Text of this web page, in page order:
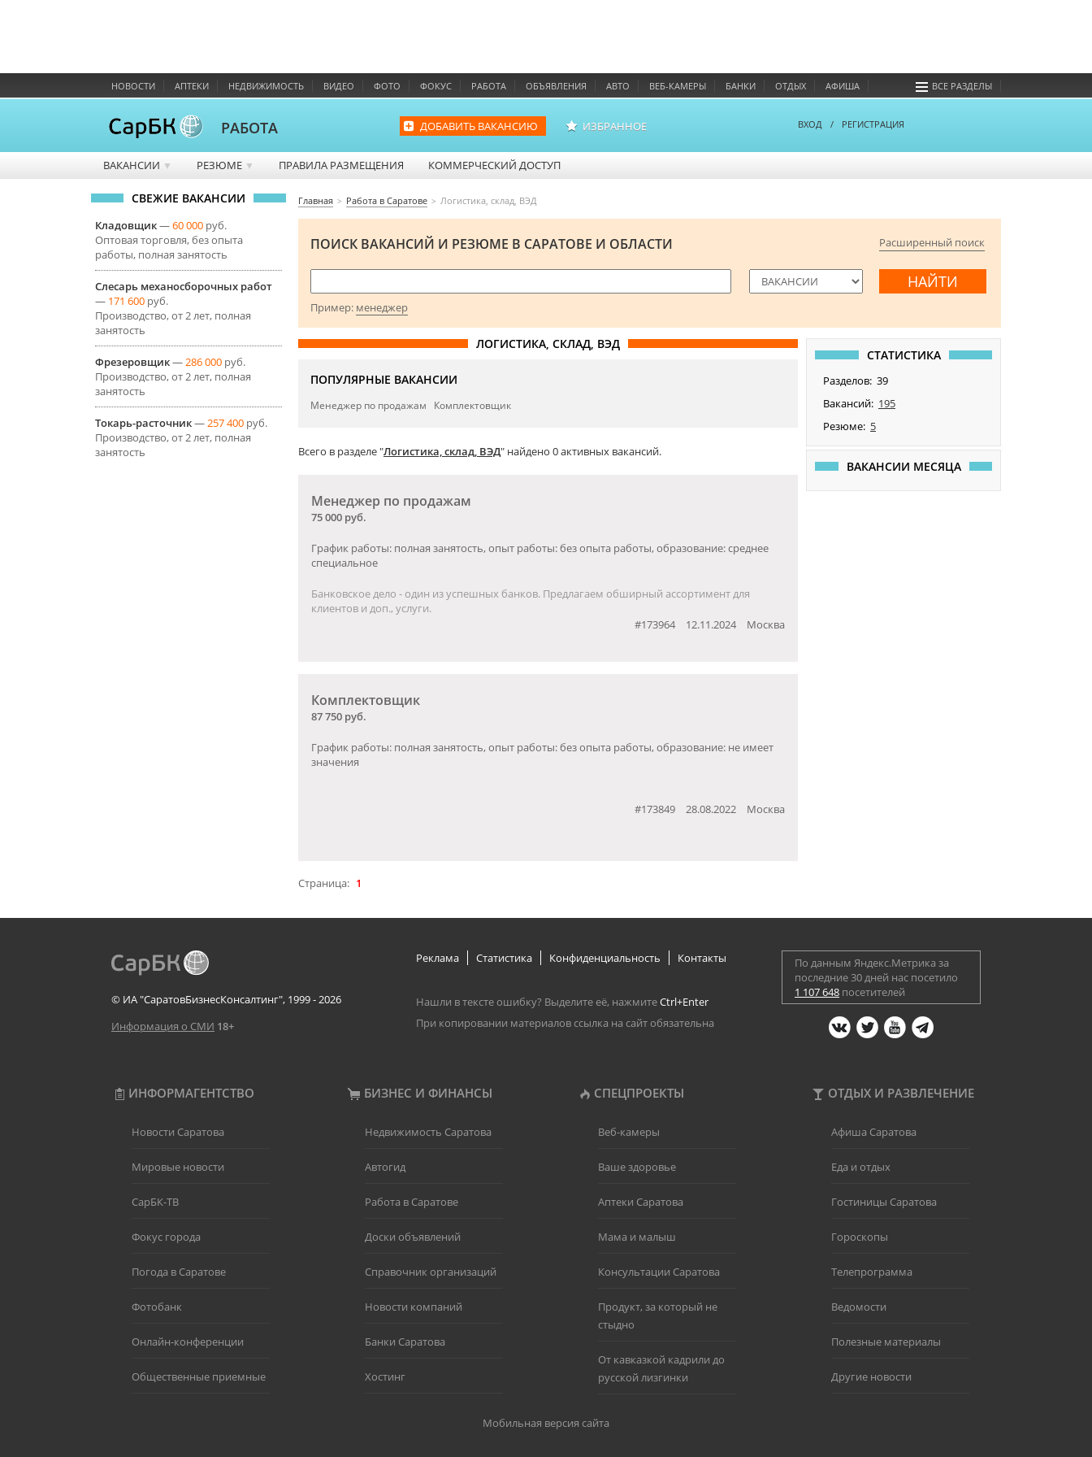
НОВОСТИ АПТЕКИ НЕДВИЖИМОСТЬ ВИДЕО ФОТО ФОКУС РАБОТА ОБЪЯВЛЕНИЯ АВТО ВЕБ-КАМЕРЫ БАНКИ ОТДЫХ АФИША ВСЕ РАЗДЕЛЫ
РАБОТА ДОБАВИТЬ ВАКАНСИЮ ИЗБРАННОЕ ВХОД / РЕГИСТРАЦИЯ
ВАКАНСИИ ▼ РЕЗЮМЕ ▼ ПРАВИЛА РАЗМЕЩЕНИЯ КОММЕРЧЕСКИЙ ДОСТУП
СВЕЖИЕ ВАКАНСИИ
Кладовщик—60 000 руб.
Оптовая торговля, без опыта
работы, полная занятость
Слесарь механосборочных работ
— 171 600 руб.
Производство, от 2 лет, полная
занятость
Фрезеровщик—286 000 руб.
Производство, от 2 лет, полная
занятость
Токарь-расточник—257 400 руб.
Производство, от 2 лет, полная
занятость
Главная Работа в Саратове Логистика, склад, ВЭД
ПОИСК ВАКАНСИЙ И РЕЗЮМЕ В САРАТОВЕ И ОБЛАСТИ Расширенный поиск
Пример: менеджер
ЛОГИСТИКА, СКЛАД, ВЭД
ПОПУЛЯРНЫЕ ВАКАНСИИ
Менеджер по продажам Комплектовщик
Всего в разделе "Логистика, склад, ВЭД" найдено 0 активных вакансий.
Менеджер по продажам
75 000 руб.
График работы: полная занятость, опыт работы: без опыта работы, образование: среднее
специальное
Банковское дело - один из успешных банков. Предлагаем обширный ассортимент для
клиентов и доп., услуги.
#173964
12.11.2024 Москва
Комплектовщик
87 750 руб.
График работы: полная занятость, опыт работы: без опыта работы, образование: не имеет
значения
#173849 28.08.2022 Москва
Страница: 1
СТАТИСТИКА
Разделов: 39
Вакансий: 195
Резюме: 5
ВАКАНСИИ МЕСЯЦА
© ИА "СаратовБизнесКонсалтинг", 1999 - 2026
Информация о СМИ 18+
Реклама Статистика Конфиденциальность Контакты
Нашли в тексте ошибку? Выделите её, нажмитеCtrl+Enter
При копировании материалов ссылка на сайт обязательна
По данным Яндекс.Метрика за
последние 30 дней нас посетило
1 107 648 посетителей
ИНФОРМАГЕНТСТВО БИЗНЕС И ФИНАНСЫ СПЕЦПРОЕКТЫ ОТДЫХ И РАЗВЛЕЧЕНИЕ
Новости Саратова
Мировые новости
СарБК-ТВ
Фокус города
Погода в Саратове
Фотобанк
Онлайн-конференции
Общественные приемные
Недвижимость Саратова
Автогид
Работа в Саратове
Доски объявлений
Справочник организаций
Новости компаний
Банки Саратова
Хостинг
Веб-камеры
Ваше здоровье
Аптеки Саратова
Мама и малыш
Консультации Саратова
Продукт, за который не
стыдно
От кавказкой кадрили до
русской лизгинки
Афиша Саратова
Еда и отдых
Гостиницы Саратова
Гороскопы
Телепрограмма
Ведомости
Полезные материалы
Другие новости
Мобильная версия сайта